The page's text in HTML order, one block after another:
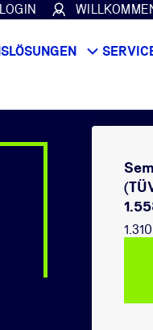
LOGIN